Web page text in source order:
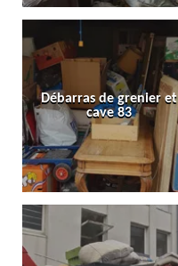
Débarras de grenier et
cave 83